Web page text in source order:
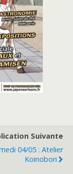
Suivante
04/05 : Atelier
Koinobori